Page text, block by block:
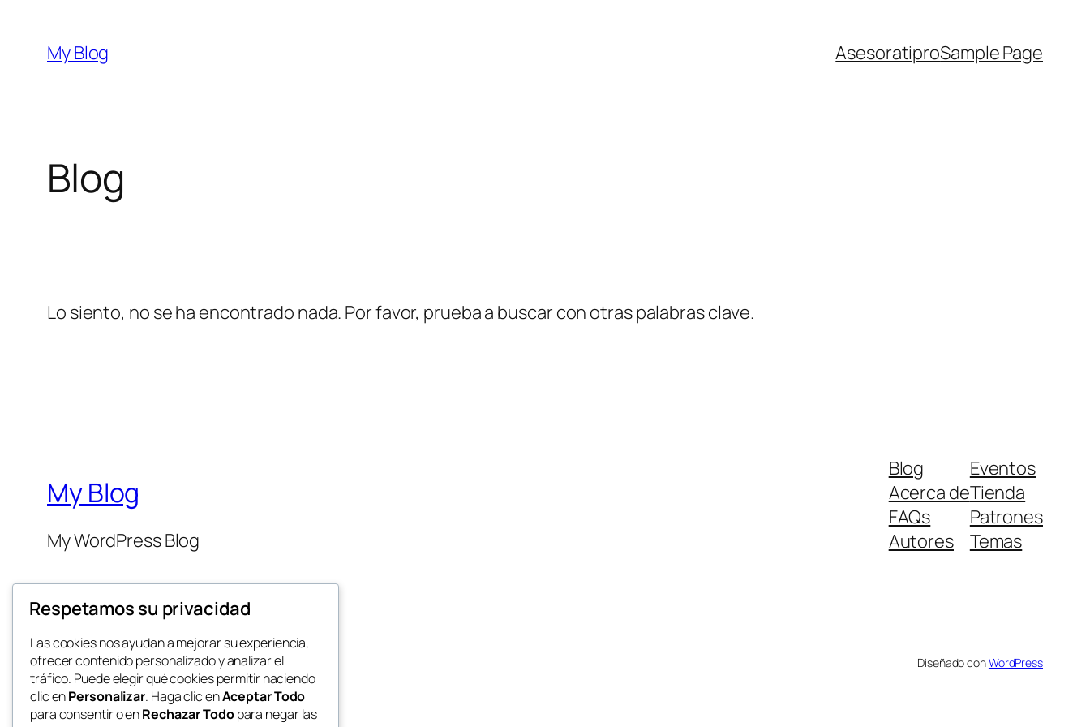
contenido
My Blog AsesoratiproSample Page
Blog
Lo siento, no se ha encontrado nada. Por favor, prueba a buscar con otras palabras clave.
My Blog
My WordPress Blog
Blog
Acerca de
FAQs
Autores
Eventos
Tienda
Patrones
Temas
Twenty Twenty-Five Diseñado conWordPress
Respetamos su privacidad
Las cookies nos ayudan a mejorar su experiencia,
ofrecer contenido personalizado y analizar el
tráfico. Puede elegir qué cookies permitir haciendo
clic enPersonalizar. Haga clic enAceptar Todo
para consentir o enRechazar Todopara negar las